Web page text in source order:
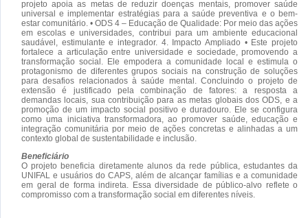
projeto apoia as metas de reduzir doenças mentais, promover saúde
universal e implementar estratégias para a saúde preventiva e o bem-
estar comunitário. • ODS 4 – Educação de Qualidade: Por meio das ações
em escolas e universidades, contribui para um ambiente educacional
saudável, estimulante e integrador. 4. Impacto Ampliado • Este projeto
fortalece a articulação entre universidade e sociedade, promovendo a
transformação social. Ele empodera a comunidade local e estimula o
protagonismo de diferentes grupos sociais na construção de soluções
para desafios relacionados à saúde mental. Concluindo o projeto de
extensão é justificado pela combinação de fatores: a resposta a
demandas locais, sua contribuição para as metas globais dos ODS, e a
promoção de um impacto social positivo e duradouro. Ele se configura
como uma iniciativa transformadora, ao promover saúde, educação e
integração comunitária por meio de ações concretas e alinhadas a um
contexto global de sustentabilidade e inclusão.
Beneficiário
O projeto beneficia diretamente alunos da rede pública, estudantes da
UNIFAL e usuários do CAPS, além de alcançar famílias e a comunidade
em geral de forma indireta. Essa diversidade de público-alvo reflete o
compromisso com a transformação social em diferentes níveis.